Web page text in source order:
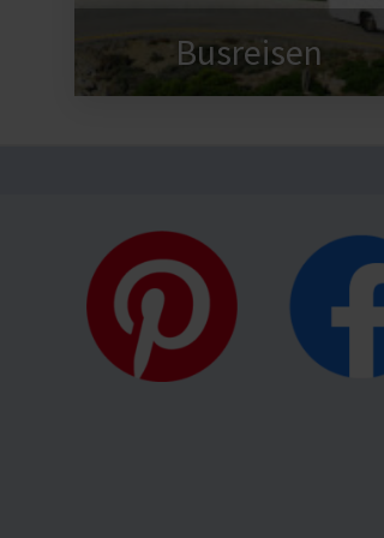
Busreisen